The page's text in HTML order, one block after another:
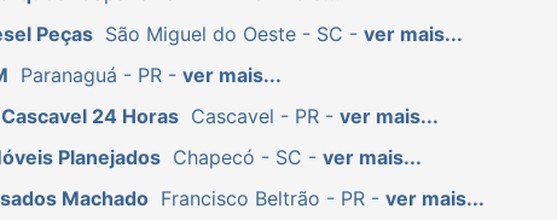
Peças São Miguel do Oeste - SC - ver mais...
Paranaguá - PR - ver mais...
24 Horas Cascavel - PR - ver mais...
Planejados Chapecó - SC - ver mais...
Machado Francisco Beltrão - PR - ver mais...